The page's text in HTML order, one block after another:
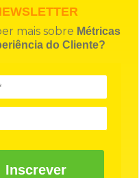
mais sobre Métricas
do Cliente?
Inscrever